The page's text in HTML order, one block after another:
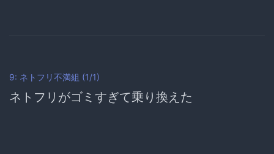
9: ネトフリ不満組 (1/1)
ネトフリがゴミすぎて乗り換えた